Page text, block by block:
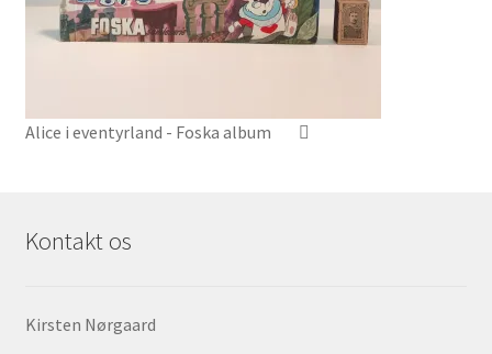
Alice i eventyrland - Foska album
Kontakt os
Kirsten Nørgaard